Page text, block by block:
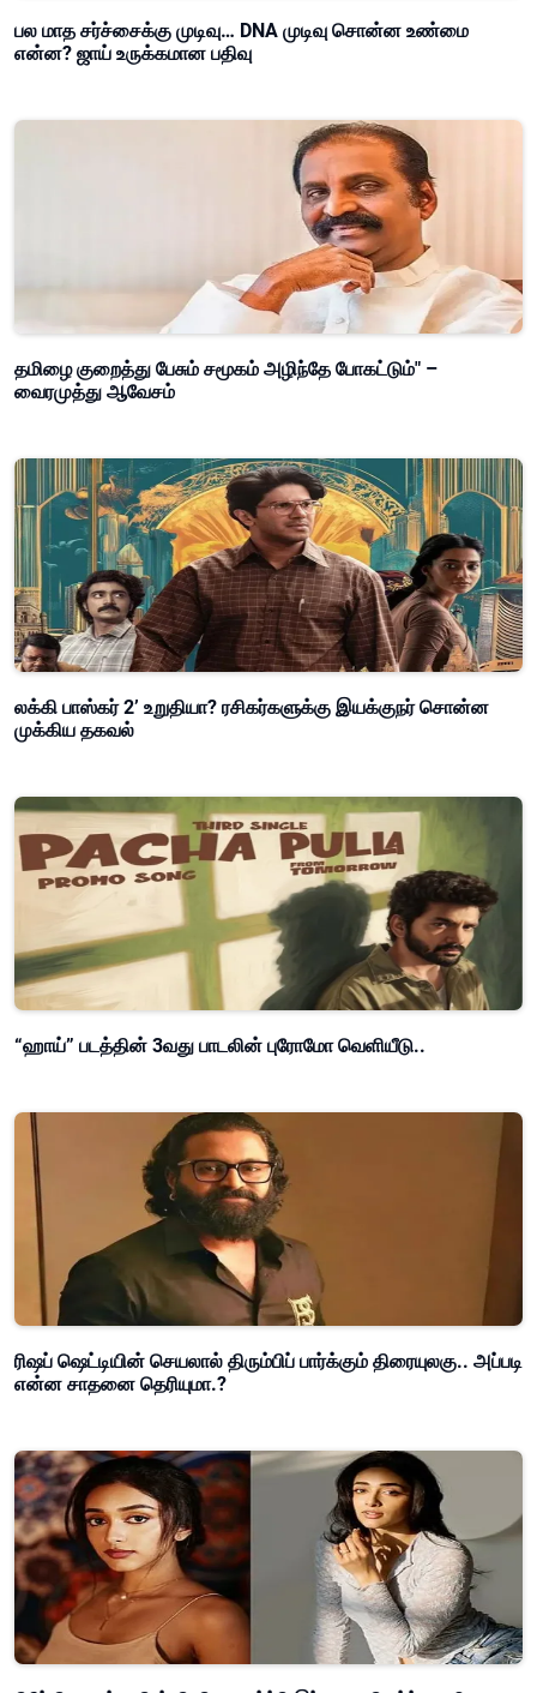
பல மாத சர்ச்சைக்கு முடிவு… DNA முடிவு சொன்ன உண்மை
என்ன? ஜாய் உருக்கமான பதிவு
தமிழை குறைத்து பேசும் சமூகம் அழிந்தே போகட்டும்" –
வைரமுத்து ஆவேசம்
லக்கி பாஸ்கர் 2’ உறுதியா? ரசிகர்களுக்கு இயக்குநர் சொன்ன
முக்கிய தகவல்
“ஹாய்” படத்தின் 3வது பாடலின் புரோமோ வெளியீடு..
ரிஷப் ஷெட்டியின் செயலால் திரும்பிப் பார்க்கும் திரையுலகு.. அப்படி
என்ன சாதனை தெரியுமா.?